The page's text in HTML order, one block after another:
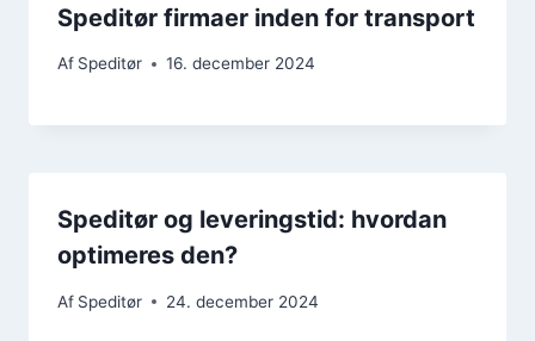
Speditør firmaer inden for transport
Af Speditør 16. december 2024
Speditør og leveringstid: hvordan
optimeres den?
Af Speditør 24. december 2024